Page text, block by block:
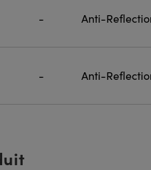
- Anti-
- Anti-